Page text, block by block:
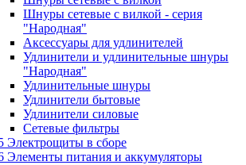
Шнуры сетевые с вилкой - серия
"Народная"
Аксессуары для удлинителей
Удлинители и удлинительные шнуры
"Народная"
Удлинительные шнуры
Удлинители бытовые
Удлинители силовые
Сетевые фильтры
Электрощиты в сборе
Элементы питания и аккумуляторы